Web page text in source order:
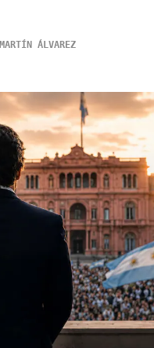
MARTÍN ÁLVAREZ